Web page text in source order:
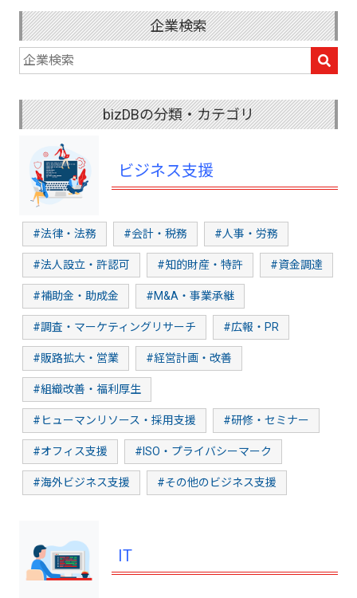
企業検索
bizDBの分類・カテゴリ
ビジネス支援
#法律・法務 #会計・税務 #人事・労務
#法人設立・許認可 #知的財産・特許 #資金調達
#補助金・助成金 #M&A・事業承継
#調査・マーケティングリサーチ #広報・PR
#販路拡大・営業 #経営計画・改善
#組織改善・福利厚生
#ヒューマンリソース・採用支援 #研修・セミナー
#オフィス支援 #ISO・プライバシーマーク
#海外ビジネス支援 #その他のビジネス支援
IT